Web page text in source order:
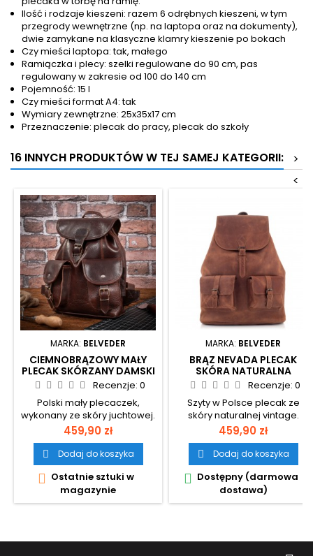
Ilość i rodzaje kieszeni: razem 6 odrębnych kieszeni, w tym
przegrody wewnętrzne (np. na laptopa oraz na dokumenty),
dwie zamykane na klasyczne klamry kieszenie po bokach
Czy mieści laptopa: tak, małego
Ramiączka i plecy: szelki regulowane do 90 cm, pas
regulowany w zakresie od 100 do 140 cm
Pojemność: 15 l
Czy mieści format A4: tak
Wymiary zewnętrzne: 25x35x17 cm
Przeznaczenie: plecak do pracy, plecak do szkoły
16 INNYCH PRODUKTÓW W TEJ SAMEJ KATEGORII:
>
<
MARKA: BELVEDER
CIEMNOBRĄZOWY MAŁY
PLECAK SKÓRZANY DAMSKI
VINTAGE BELVEDER BR21
Recenzje: 0
Polski mały plecaczek,
wykonany ze skóry juchtowej.
Cena
459,90 zł
 Dodaj do koszyka
 Ostatnie sztuki w
magazynie
MARKA: BELVEDER
BRĄZ NEVADA PLECAK
SKÓRA NATURALNA
VINTAGE BELVEDER
OUTLANDER Z72
Recenzje: 0
Szyty w Polsce plecak ze
skóry naturalnej vintage.
Cena
459,90 zł
 Dodaj do koszyka
 Dostępny (darmowa
dostawa)